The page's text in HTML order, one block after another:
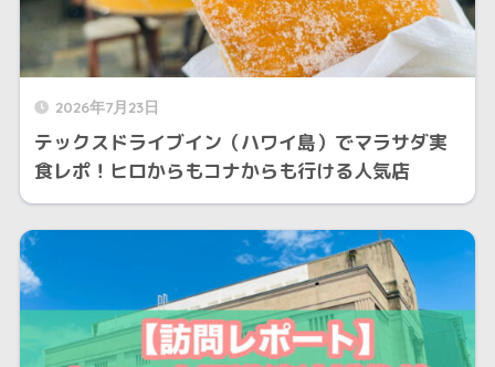
2026年7月23日
テックスドライブイン（ハワイ島）でマラサダ実
食レポ！ヒロからもコナからも行ける人気店